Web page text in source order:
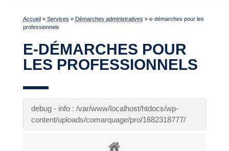
Accueil» Services » Démarches administratives » e-démarches pour les
professionnels
E-DÉMARCHES POUR
LES PROFESSIONNELS
debug - info : /var/www/localhost/htdocs/wp-
content/uploads/comarquage/pro/1682318777/